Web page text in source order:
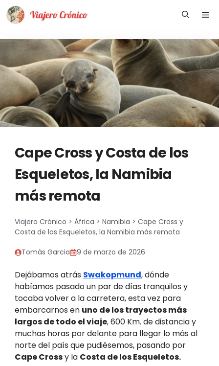
Saltar
Cape Cross y Costa de los
Esqueletos, la Namibia
más remota
Viajero Crónico > África > Namibia > Cape Cross y
Costa de los Esqueletos, la Namibia más remota
Tomàs Garcia 9 de marzo de 2026
Dejábamos atrás Swakopmund, dónde
habíamos pasado un par de días tranquilos y
tocaba volver a la carretera, esta vez para
embarcarnos en uno de los trayectos más
largos de todo el viaje, 600 Km. de distancia y
muchas horas por delante para llegar lo más al
norte del país que pudiésemos, pasando por
Cape Crossy la Costa de los Esqueletos.